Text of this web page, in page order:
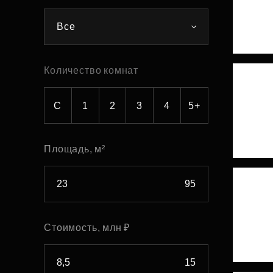
Все
Количество комнат
С 1 2 3 4 5+
Площадь, м²
Стоимость, млн ₽